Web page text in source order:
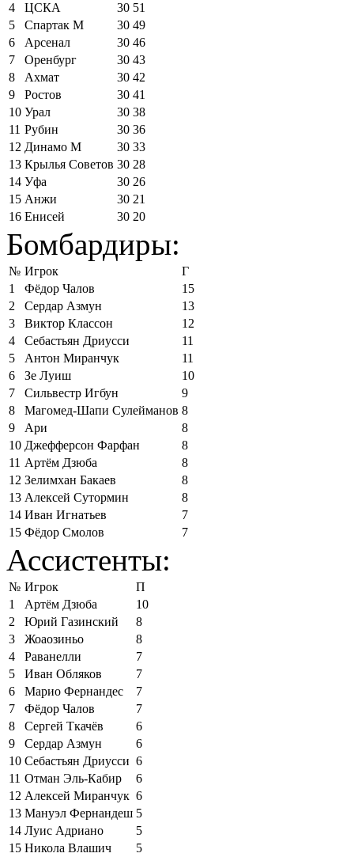
4 ЦСКА 30 51
5
Спартак М 30 49
6
Арсенал 30 46
7
Оренбург 30 43
8
Ахмат 30 42
9
Ростов 30 41
10 Урал 30 38
11 Рубин 30 36
12 Динамо М 30 33
13 Крылья Советов 30 28
14 Уфа 30 26
15 Анжи 30 21
16 Енисей 30 20
Бомбардиры:
№ Игрок
Г
1
Фёдор Чалов
15
2
Сердар Азмун
13
3
Виктор Классон
12
4
Себастьян Дриусси
11
5
Антон Миранчук
11
6
Зе Луиш
10
7
Сильвестр Игбун
9
8
Магомед-Шапи Сулейманов 8
9
Ари
8
10 Джефферсон Фарфан
8
11 Артём Дзюба
8
12 Зелимхан Бакаев
8
13 Алексей Сутормин
8
14 Иван Игнатьев
7
15 Фёдор Смолов 7
Ассистенты:
№ Игрок
П
1
Артём Дзюба
10
2
Юрий Газинский
8
3
Жоаозиньо
8
4
Раванелли
7
5
Иван Обляков
7
6
Марио Фернандес
7
7
Фёдор Чалов
7
8
Сергей Ткачёв
6
9
Сердар Азмун
6
10 Себастьян Дриусси 6
11 Отман Эль-Кабир
6
12 Алексей Миранчук 6
13 Мануэл Фернандеш 5
14 Луис Адриано
5
15 Никола Влашич 5